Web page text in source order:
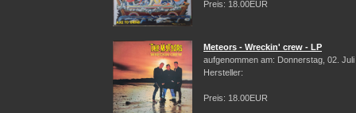
Preis: 18.00EUR
Meteors - Wreckin' crew - LP
aufgenommen am: Donnerstag, 02. Juli
Hersteller:
Preis: 18.00EUR